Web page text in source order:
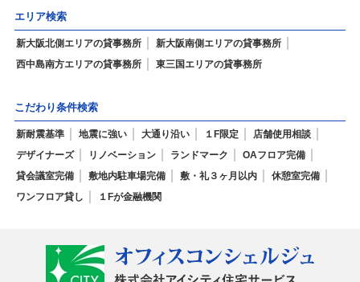
エリア検索
新大阪北側エリアの貸事務所
新大阪南側エリアの貸事務所
西中島南方エリアの貸事務所
東三国エリアの貸事務所
こだわり条件検索
新耐震基準 地震に強い 大通り沿い １F限定
店舗使用相談
デザイナーズ
リノベーション ランドマーク
OAフロア完備
貸会議室完備
敷地内駐車場完備 敷・礼３ヶ月以内
休憩室完備
ワンフロア貸し
１Fが金融機関